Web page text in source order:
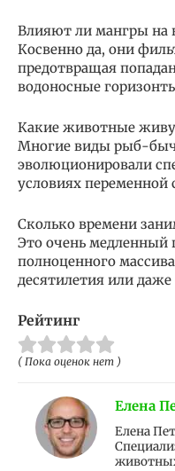
Влияют ли мангры на
Косвенно да, они
предотвращая
водоносные
Какие животные
Многие виды рыб-
эволюционировали
условиях переменной
Сколько времени
Это очень медленный
полноценного
десятилетия или даже
Рейтинг
( Пока оценок нет )
Елена
Елена